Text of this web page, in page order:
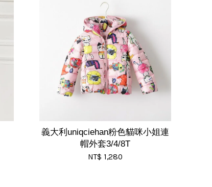
義大利uniqciehan粉色貓咪小姐連
帽外套3/4/8T
NT$ 1,280